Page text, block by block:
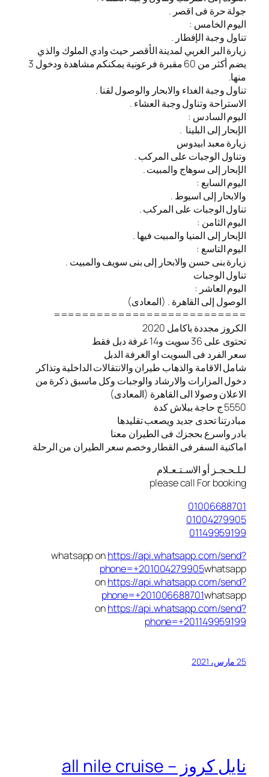
جولة حرة فى اقصر .
اليوم الخامس :
تناول وجبة الإفطار .
زيارة البر الغربي لمدينة الأقصر حيث وادي الملوك والذي
يضم أكثر من 60 مقبرة فرعونية يمكنكم مشاهدة ودخول 3
منها.
تناول وجبة الغداء والابحار والوصول لقنا .
الاستراحة وتناول وجبة العشاء .
اليوم السادس :
الإبحار إلى البلينا .
زيارة معبد ابيدوس
وتناول الوجبات على المركب .
الإبحار إلى سوهاج والمبيت .
اليوم السابع :
والابحار إلى اسيوط .
تناول الوجبات على المركب .
اليوم الثامن :
الإبحار إلى المنيا والمبيت فيها .
اليوم التاسع :
زيارة بنى حسن والابحار إلى بنى سويف والمبيت .
تناول الوجبات
اليوم العاشر :
الوصول إلى القاهرة . (المعادى)
===========================
الكروز مجددة باكامل 2020
تحتوى على 36 سويت و14 غرفة دبل فقط
سعر الفرد فى السويت او الغرفة الدبل
شامل الاقامة والذهاب طيران والانتقالات الداخلية وتذاكر
دخول المزارات والارشاد والوجبات وكل ماسبق ذكرة من
الاعلان وصولا الى القاهرة (المعادى)
5550 ج حاجة ببلاش كدة
مبادرتنا تحدى جديد ويصعب تقليدها
بادر واسرع بحجزك فى الطيران معنا
️اماكنية السفر فى القطار وخصم سعر الطيران من الرحلة
لـلـحـجـز أو الاسـتـعـلام
please call For booking
01006688701
01004279905
01149959199
whatsapp onhttps://api.whatsapp.com/send?
phone=+201004279905whatsapp
onhttps://api.whatsapp.com/send?
phone=+201006688701whatsapp
onhttps://api.whatsapp.com/send?
phone=+201149959199
25 مارس، 2021
نايل كروز – all nile cruise